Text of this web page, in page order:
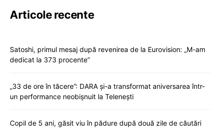
Articole recente
Satoshi, primul mesaj după revenirea de la Eurovision: „M-am
dedicat la 373 procente”
„33 de ore în tăcere”: DARA și-a transformat aniversarea într-
un performance neobișnuit la Telenești
Copil de 5 ani, găsit viu în pădure după două zile de căutări